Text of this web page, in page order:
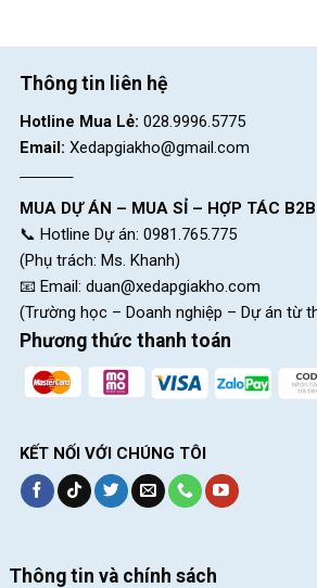
Thông tin liên hệ
Hotline Mua Lẻ: 028.9996.5775
Email: Xedapgiakho@gmail.com
MUA DỰ ÁN – MUA SỈ – HỢP TÁC B2B
📞 Hotline Dự án: 0981.765.775
(Phụ trách: Ms. Khanh)
📧 Email: duan@xedapgiakho.com
(Trường học – Doanh nghiệp – Dự án từ
Phương thức thanh toán
KẾT NỐI VỚI CHÚNG TÔI
Thông tin và chính sách